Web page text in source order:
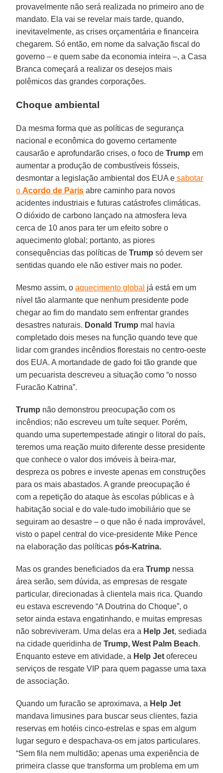
provavelmente não será realizada no primeiro ano de
mandato. Ela vai se revelar mais tarde, quando,
inevitavelmente, as crises orçamentária e financeira
chegarem. Só então, em nome da salvação fiscal do
governo – e quem sabe da economia inteira –, a Casa
Branca começará a realizar os desejos mais
polêmicos das grandes corporações.
Choque ambiental
Da mesma forma que as políticas de segurança
nacional e econômica do governo certamente
causarão e aprofundarão crises, o foco deTrump em
aumentar a produção de combustíveis fósseis,
desmontar a legislação ambiental dos EUA e sabotar
oAcordo de Paris abre caminho para novos
acidentes industriais e futuras catástrofes climáticas.
O dióxido de carbono lançado na atmosfera leva
cerca de 10 anos para ter um efeito sobre o
aquecimento global; portanto, as piores
consequências das políticas deTrump só devem ser
sentidas quando ele não estiver mais no poder.
Mesmo assim, oaquecimento global já está em um
nível tão alarmante que nenhum presidente pode
chegar ao fim do mandato sem enfrentar grandes
desastres naturais. Donald Trump mal havia
completado dois meses na função quando teve que
lidar com grandes incêndios florestais no centro-oeste
dos EUA. A mortandade de gado foi tão grande que
um pecuarista descreveu a situação como “o nosso
Furacão Katrina”.
Trump não demonstrou preocupação com os
incêndios; não escreveu um tuíte sequer. Porém,
quando uma supertempestade atingir o litoral do país,
teremos uma reação muito diferente desse presidente
que conhece o valor dos imóveis à beira-mar,
despreza os pobres e investe apenas em construções
para os mais abastados. A grande preocupação é
com a repetição do ataque às escolas públicas e à
habitação social e do vale-tudo imobiliário que se
seguiram ao desastre – o que não é nada improvável,
visto o papel central do vice-presidente Mike Pence
na elaboração das políticas pós-Katrina.
Mas os grandes beneficiados da eraTrump nessa
área serão, sem dúvida, as empresas de resgate
particular, direcionadas à clientela mais rica. Quando
eu estava escrevendo “A Doutrina do Choque”, o
setor ainda estava engatinhando, e muitas empresas
não sobreviveram. Uma delas era a Help Jet, sediada
na cidade queridinha deTrump, West Palm Beach.
Enquanto esteve em atividade, a Help Jet ofereceu
serviços de resgate VIP para quem pagasse uma taxa
de associação.
Quando um furacão se aproximava, a Help Jet
mandava limusines para buscar seus clientes, fazia
reservas em hotéis cinco-estrelas e spas em algum
lugar seguro e despachava-os em jatos particulares.
“Sem fila nem multidão; apenas uma experiência de
primeira classe que transforma um problema em um